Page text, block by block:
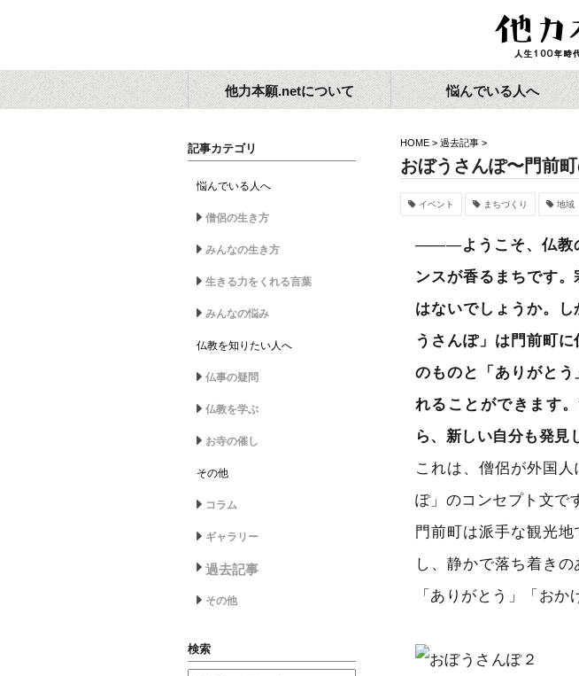
他力本願.netについて 悩んでいる人へ
HOME > 過去記事 >
おぼうさんぽ〜門前
イベント まちづくり 地域
———ようこそ、仏教
ンスが香るまちです
はないでしょうか。
うさんぽ」は門前町
のものと「ありがと
れることができます
ら、新しい自分も発
これは、僧侶が外国
ぽ」のコンセプト文で
門前町は派手な観光
し、静かで落ち着き
「ありがとう」「お
記事カテゴリ
悩んでいる人へ
僧侶の生き方
みんなの生き方
生きる力をくれる言葉
みんなの悩み
仏教を知りたい人へ
仏事の疑問
仏教を学ぶ
お寺の催し
その他
コラム
ギャラリー
過去記事
その他
検索